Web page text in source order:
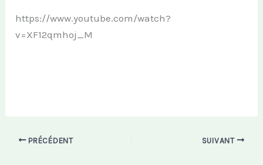
https://www.youtube.com/watch?
v=XF12qmhoj_M
PRÉCÉDENT SUIVANT